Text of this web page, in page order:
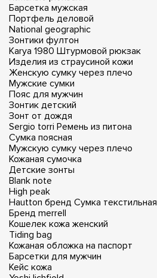
Барсетка мужская
Портфель деловой
National geographic
Зонтики фултон
Karya 1980 Штурмовой рюкзак
Изделия из страусиной кожи
Женскую сумку через плечо
Мужские сумки
Пояс для мужчин
Зонтик детский
Зонт от дождя
Sergio torri Ремень из питона
Сумка поясная
Мужскую сумку через плечо
Кожаная сумочка
Детские зонты
Blank note
High peak
Hautton бренд Сумка текстильная
Бренд merrell
Кошелек кожа женский
Tiding bag
Кожаная обложка на паспорт
Барсетки для мужчин
Кейс кожа